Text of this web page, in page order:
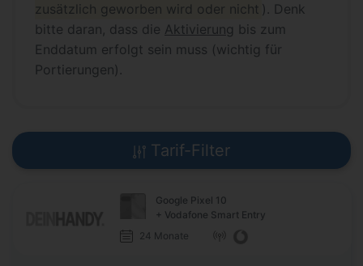
zusätzlich geworben wird oder nicht ). Denk
bitte daran, dass die Aktivierung bis zum
Enddatum erfolgt sein muss (wichtig für
Portierungen).
Tarif-Filter
Google Pixel 10
+ Vodafone Smart Entry
24 Monate